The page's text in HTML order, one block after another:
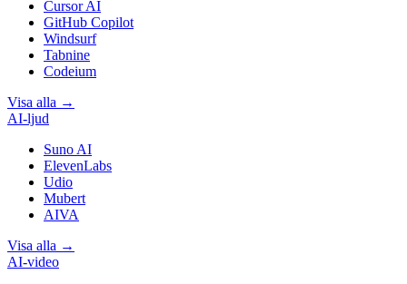
Cursor AI
GitHub Copilot
Windsurf
Tabnine
Codeium
Visa alla →
AI-ljud
Suno AI
ElevenLabs
Udio
Mubert
AIVA
Visa alla →
AI-video